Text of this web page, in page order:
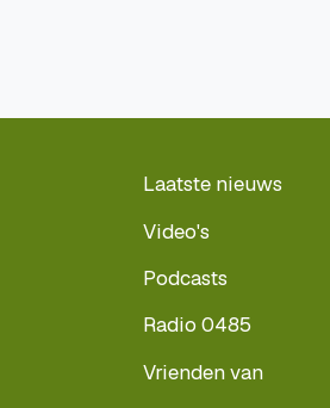
Laatste nieuws
Video's
Podcasts
Radio 0485
Vrienden van